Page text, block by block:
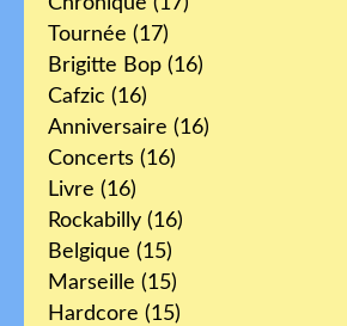
Tournée (17)
Brigitte Bop (16)
Cafzic (16)
Anniversaire (16)
Concerts (16)
Livre (16)
Rockabilly (16)
Belgique (15)
Marseille (15)
Hardcore (15)